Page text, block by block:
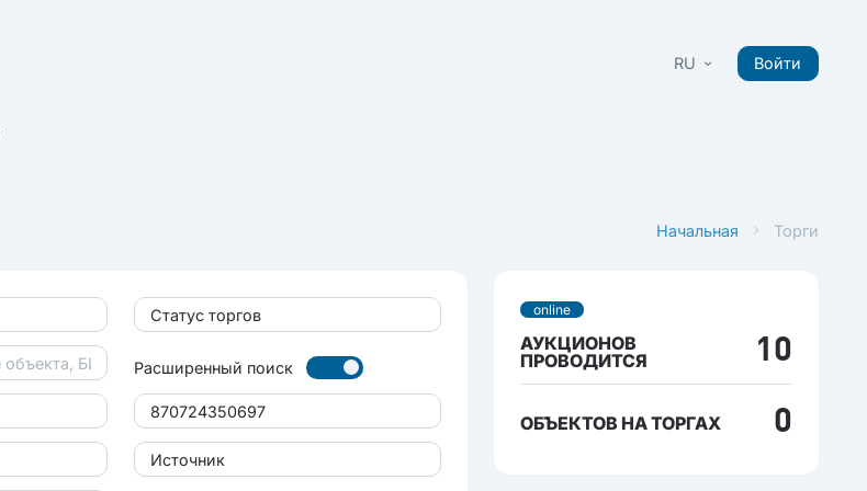
RU Войти
Начальная Торги
Статус торгов
Расширенный поиск
Источник
online
АУКЦИОНОВ
ПРОВОДИТСЯ
10
ОБЪЕКТОВ НА ТОРГАХ 0